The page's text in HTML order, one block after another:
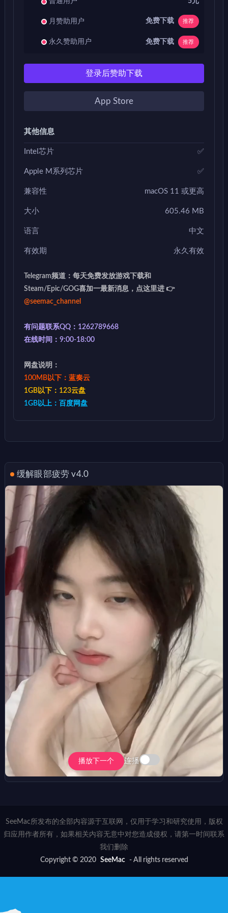
月赞助用户 免费下载 推荐
永久赞助用户 免费下载 推荐
登录后赞助下载
App Store
其他信息
Intel芯片 ✅
Apple M系列芯片 ✅
兼容性 macOS 11 或更高
大小 605.46 MB
语言 中文
有效期 永久有效
Telegram频道：每天免费发放游戏下载和
Steam/Epic/GOG喜加一最新消息，点这里进 👉
@seemac_channel
有问题联系QQ：1262789668
在线时间：9:00-18:00
网盘说明：
100MB以下：蓝奏云
1GB以下：123云盘
1GB以上：百度网盘
缓解眼部疲劳 v4.0
播放下一个 连播
SeeMac所发布的全部内容源于互联网，仅用于学习和研究使用，版权
归应用作者所有，如果相关内容无意中对您造成侵权，请第一时间联系
我们删除
Copyright © 2020 SeeMac - All rights reserved